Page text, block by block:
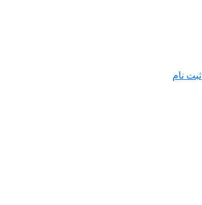
ثبت نام